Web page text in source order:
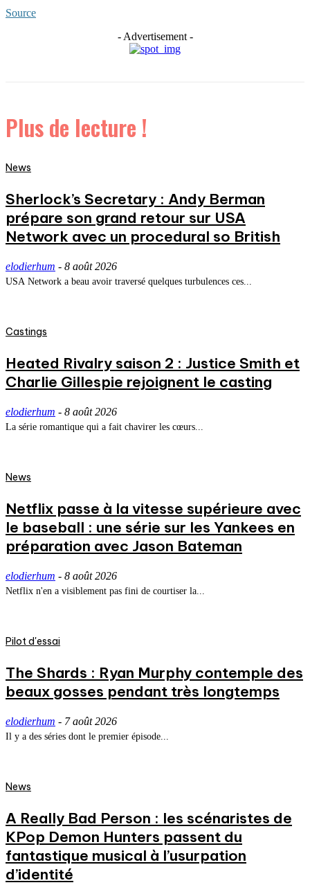
Source
- Advertisement -
Plus de lecture !
News
Sherlock’s Secretary : Andy Berman
prépare son grand retour sur USA
Network avec un procedural so British
elodierhum - 8 août 2026
USA Network a beau avoir traversé quelques turbulences ces...
Castings
Heated Rivalry saison 2 : Justice Smith et
Charlie Gillespie rejoignent le casting
elodierhum - 8 août 2026
La série romantique qui a fait chavirer les cœurs...
News
Netflix passe à la vitesse supérieure avec
le baseball : une série sur les Yankees en
préparation avec Jason Bateman
elodierhum - 8 août 2026
Netflix n'en a visiblement pas fini de courtiser la...
Pilot d'essai
The Shards : Ryan Murphy contemple des
beaux gosses pendant très longtemps
elodierhum - 7 août 2026
Il y a des séries dont le premier épisode...
News
A Really Bad Person : les scénaristes de
KPop Demon Hunters passent du
fantastique musical à l’usurpation
d’identité